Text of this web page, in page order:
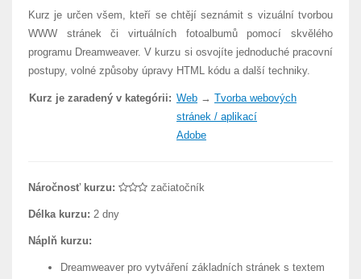
Kurz je určen všem, kteří se chtějí seznámit s vizuální tvorbou
WWW stránek či virtuálních fotoalbumů pomocí skvělého
programu Dreamweaver. V kurzu si osvojíte jednoduché pracovní
postupy, volné způsoby úpravy HTML kódu a další techniky.
Kurz je zaradený v kategórii: Web → Tvorba webových
stránek / aplikací
Adobe
Náročnosť kurzu: začiatočník
Délka kurzu: 2 dny
Náplň kurzu:
Dreamweaver pro vytváření základních stránek s textem